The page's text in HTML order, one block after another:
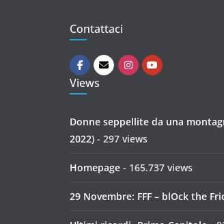
Contattaci
Views
Donne seppellite da una
2022) - 297 views
Homepage - 165.737 views
29 Novembre: FFF – blOck the